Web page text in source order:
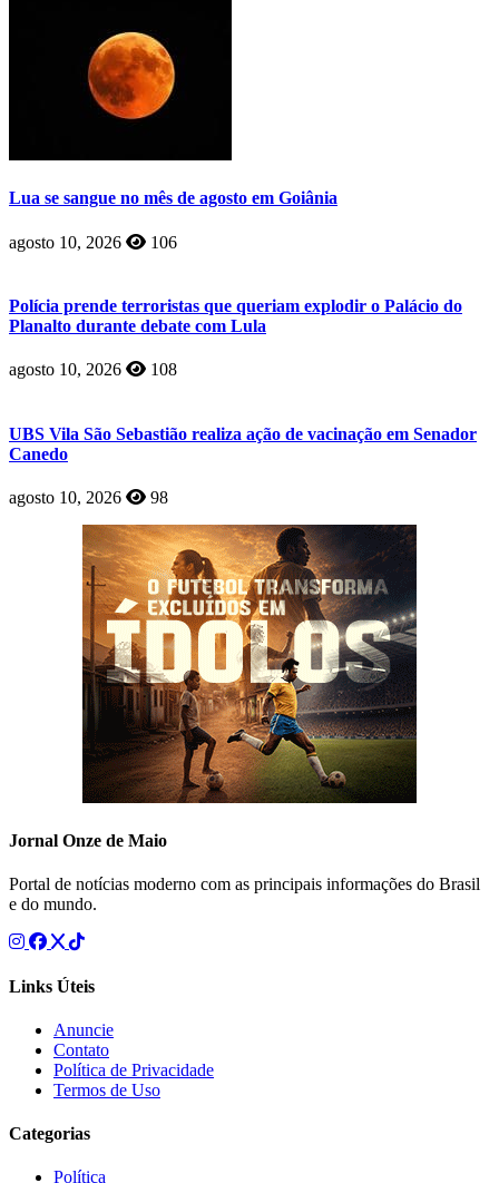
Lua se sangue no mês de agosto em Goiânia
agosto 10, 2026 106
Polícia prende terroristas que queriam explodir o Palácio do
Planalto durante debate com Lula
agosto 10, 2026 108
UBS Vila São Sebastião realiza ação de vacinação em Senador
Canedo
agosto 10, 2026 98
Jornal Onze de Maio
Portal de notícias moderno com as principais informações do Brasil
e do mundo.
Links Úteis
Anuncie
Contato
Política de Privacidade
Termos de Uso
Categorias
Política